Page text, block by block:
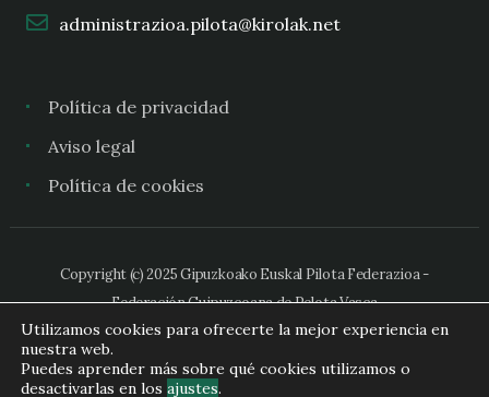
administrazioa.pilota@kirolak.net
Política de privacidad
Aviso legal
Política de cookies
Copyright (c) 2025 Gipuzkoako Euskal Pilota Federazioa -
Federación Guipuzcoana de Pelota Vasca
Utilizamos cookies para ofrecerte la mejor experiencia en
nuestra web.
Puedes aprender más sobre qué cookies utilizamos o
desactivarlas en los ajustes.